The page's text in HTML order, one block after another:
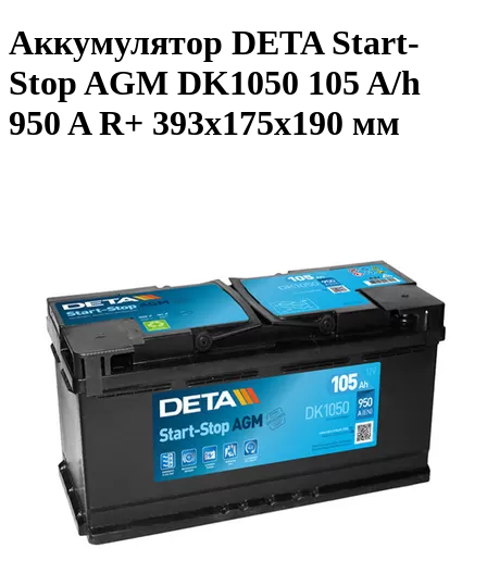
Аккумулятор DETA Start-
Stop AGM DK1050 105 A/h
950 A R+ 393x175x190 мм